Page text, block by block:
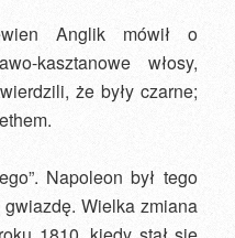
Anglik mówił o
kasztanowe włosy,
że były czarne;
Napoleon był tego
Wielka zmiana